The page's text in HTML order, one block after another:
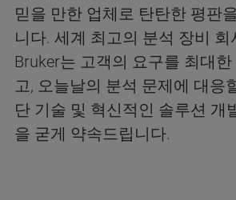
믿을 만한 업체로 탄탄한 평판
니다. 세계 최고의 분석 장비 회
Bruker는 고객의 요구를 최대
고, 오늘날의 분석 문제에 대응
단 기술 및 혁신적인 솔루션 개
을 굳게 약속드립니다.